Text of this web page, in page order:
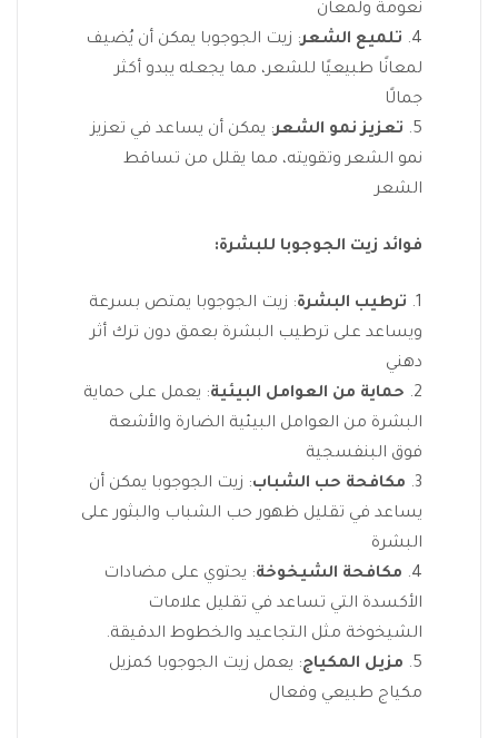
نعومة ولمعان
تلميع الشعر: زيت الجوجوبا يمكن أن يُضيف
لمعانًا طبيعيًا للشعر، مما يجعله يبدو أكثر
جمالًا
تعزيز نمو الشعر: يمكن أن يساعد في تعزيز
نمو الشعر وتقويته، مما يقلل من تساقط
الشعر
فوائد زيت الجوجوبا للبشرة:
ترطيب البشرة: زيت الجوجوبا يمتص بسرعة
ويساعد على ترطيب البشرة بعمق دون ترك أثر
دهني
حماية من العوامل البيئية: يعمل على حماية
البشرة من العوامل البيئية الضارة والأشعة
فوق البنفسجية
مكافحة حب الشباب: زيت الجوجوبا يمكن أن
يساعد في تقليل ظهور حب الشباب والبثور على
البشرة
مكافحة الشيخوخة: يحتوي على مضادات
الأكسدة التي تساعد في تقليل علامات
الشيخوخة مثل التجاعيد والخطوط الدقيقة.
مزيل المكياج: يعمل زيت الجوجوبا كمزيل
مكياج طبيعي وفعال